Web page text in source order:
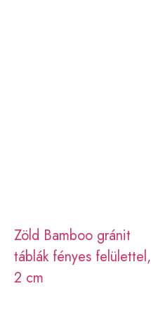
Zöld Bamboo gránit
táblák fényes felülettel,
2 cm